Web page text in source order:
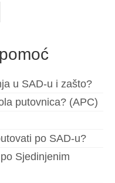
u SAD-u i zašto?
putovnica? (APC)
po SAD-u?
Sjedinjenim